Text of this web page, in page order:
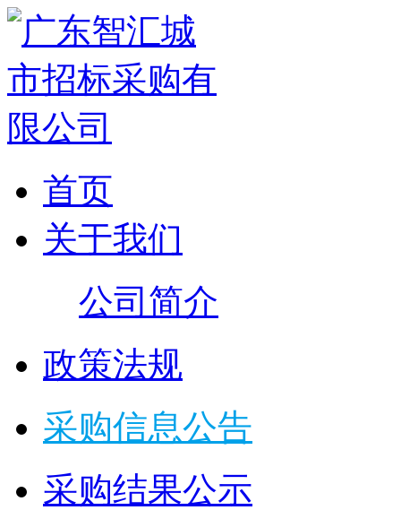
首页
关于我们
公司简介
政策法规
采购信息公告
采购结果公示